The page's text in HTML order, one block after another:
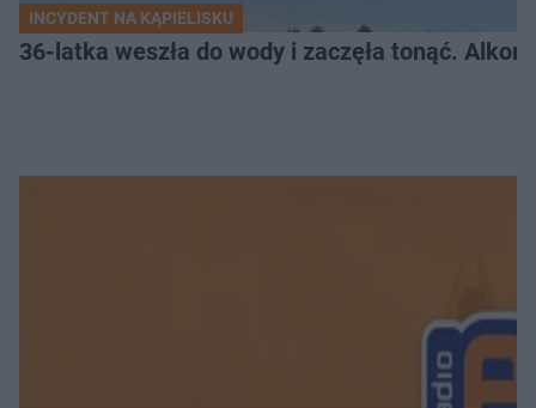
INCYDENT NA KĄPIELISKU
36-latka weszła do wody i zaczęła tonąć.